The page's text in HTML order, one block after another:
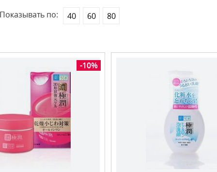
Показывать по: 40 60 80
-10%